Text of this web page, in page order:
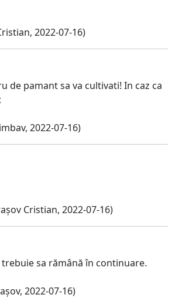
2022-07-16)
de pamant sa va cultivati! In caz ca
2022-07-16)
Cristian, 2022-07-16)
sa rămână în continuare.
2022-07-16)